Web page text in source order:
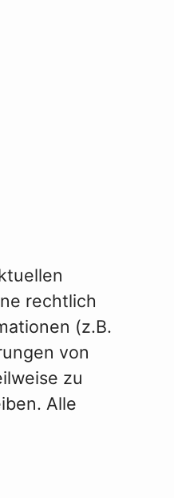
rechtlich
(z.B.
von
zu
Alle